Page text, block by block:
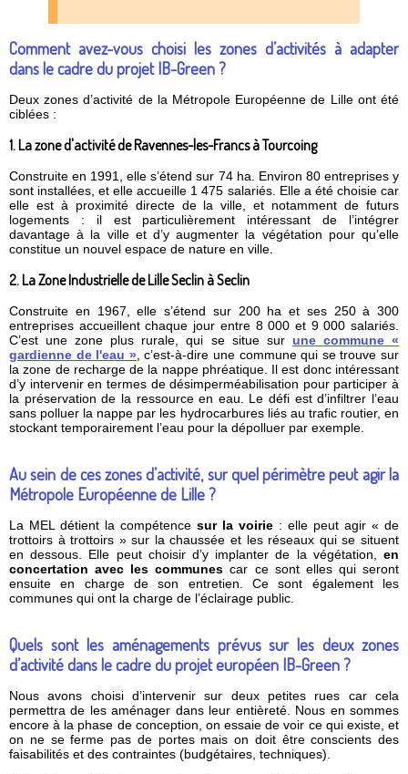
Comment avez-vous choisi les zones d’activités à adapter
dans le cadre du projet IB-Green ?
Deux zones d’activité de la Métropole Européenne de Lille ont été
ciblées :
1. La zone d'activité de Ravennes-les-Francs à Tourcoing
Construite en 1991, elle s’étend sur 74 ha. Environ 80 entreprises y
sont installées, et elle accueille 1 475 salariés. Elle a été choisie car
elle est à proximité directe de la ville, et notamment de futurs
logements : il est particulièrement intéressant de l’intégrer
davantage à la ville et d’y augmenter la végétation pour qu’elle
constitue un nouvel espace de nature en ville.
2. La Zone Industrielle de Lille Seclin à Seclin
Construite en 1967, elle s’étend sur 200 ha et ses 250 à 300
entreprises accueillent chaque jour entre 8 000 et 9 000 salariés.
C’est une zone plus rurale, qui se situe sur une commune «
gardienne de l'eau » , c’est-à-dire une commune qui se trouve sur
la zone de recharge de la nappe phréatique. Il est donc intéressant
d’y intervenir en termes de désimperméabilisation pour participer à
la préservation de la ressource en eau. Le défi est d’infiltrer l’eau
sans polluer la nappe par les hydrocarbures liés au trafic routier, en
stockant temporairement l’eau pour la dépolluer par exemple.
Au sein de ces zones d’activité, sur quel périmètre peut agir la
Métropole Européenne de Lille ?
La MEL détient la compétence sur la voirie : elle peut agir « de
trottoirs à trottoirs » sur la chaussée et les réseaux qui se situent
en dessous. Elle peut choisir d’y implanter de la végétation, en
concertation avec les communes car ce sont elles qui seront
ensuite en charge de son entretien. Ce sont également les
communes qui ont la charge de l’éclairage public.
Quels sont les aménagements prévus sur les deux zones
d’activité dans le cadre du projet européen IB-Green ?
Nous avons choisi d’intervenir sur deux petites rues car cela
permettra de les aménager dans leur entièreté. Nous en sommes
encore à la phase de conception, on essaie de voir ce qui existe, et
on ne se ferme pas de portes mais on doit être conscients des
faisabilités et des contraintes (budgétaires, techniques).